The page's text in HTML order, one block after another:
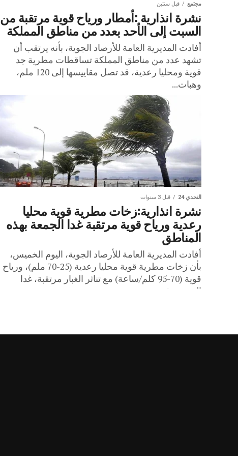
مجتمع قبل سنتين
نشرة انذارية :أمطار ورياح قوية مرتقبة من
السبت إلى الأحد بعدد من مناطق المملكة
أفادت المديرية العامة للأرصاد الجوية، بأنه يرتقب أن
تشهد عدد من مناطق المملكة تساقطات مطرية جد
قوية ومحليا رعدية، قد تصل مقاييسها إلى 120 ملم،
وهبات...
التحدي 24 قبل 3 سنوات
نشرة انذارية:زخات مطرية قوية محليا
رعدية ورياح قوية مرتقبة غدا الجمعة بهذه
المناطق
أفادت المديرية العامة للأرصاد الجوية، اليوم الخميس،
بأن زخات مطرية قوية محليا رعدية (25-70 ملم)، ورياح
قوية (70-95 كلم/ساعة) مع تناثر الغبار مرتقبة، غدا
الجمعة، في...